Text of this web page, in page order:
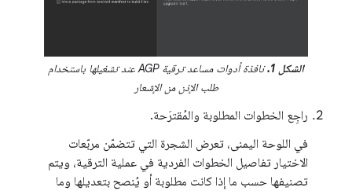
الشكل 1.
نافذة أدوات مساعد ترقية AGP عند تشغيلها باستخدام
طلب الإذن من الإشعار
راجِع الخطوات المطلوبة والمُقترَحة.
في اللوحة اليمنى، تعرض الشجرة التي تتضمّن مربّعات
الاختيار تفاصيل الخطوات الفردية في عملية الترقية، ويتم
تصنيفها حسب ما إذا كانت مطلوبة أو يُنصح بتعديلها وما